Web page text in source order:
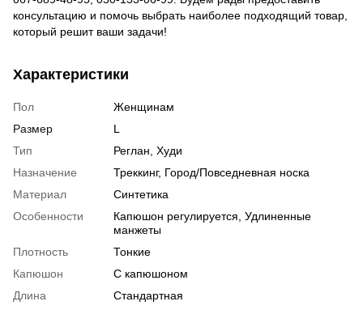
консультацию и помочь выбрать наиболее подходящий товар,
который решит ваши задачи!
Характеристики
Пол
Женщинам
Размер
L
Тип
Реглан, Худи
Назначение
Треккинг, Город/Повседневная носка
Материал
Синтетика
Особенности
Капюшон регулируется, Удлиненные
манжеты
Плотность
Тонкие
Капюшон
С капюшоном
Длина
Стандартная